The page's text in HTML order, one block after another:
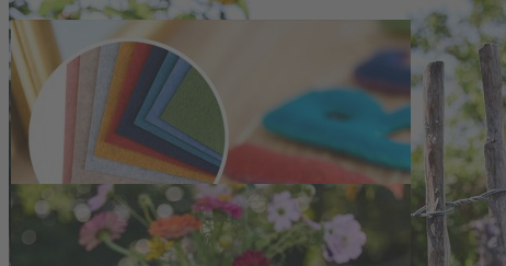
Zum Anfang der Bildergalerie springen
Artikelnr.
140771
Kreativset Bastelfilz, 9 Farben
28,50 €
inkl. MwSt.
Zum Warenkorb hinzufügen
Zur Wunschliste hinzufügen
Sofort lieferbar